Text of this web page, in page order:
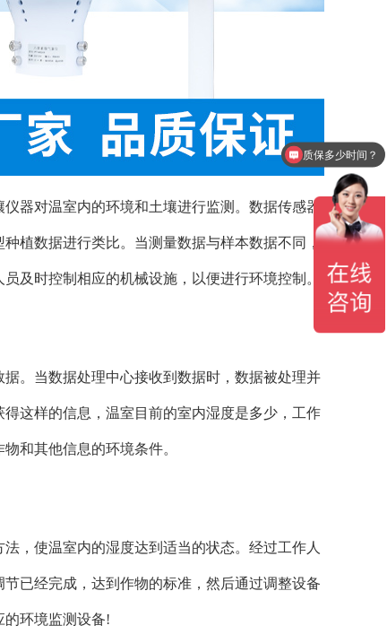
器对温室内的环境和土壤进行监测。数据传感器
植数据进行类比。当测量数据与样本数据不同，
及时控制相应的机械设施，以便进行环境控制。
。当数据处理中心接收到数据时，数据被处理并
这样的信息，温室目前的室内湿度是多少，工作
和其他信息的环境条件。
，使温室内的湿度达到适当的状态。经过工作人
已经完成，达到作物的标准，然后通过调整设备
的环境监测设备!
产品有检测证书吗？